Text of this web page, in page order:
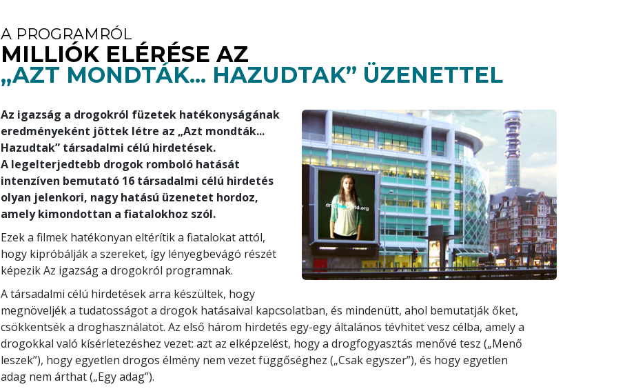
A PROGRAMRÓL
MILLIÓK ELÉRÉSE AZ
„AZT MONDTÁK... HAZUDTAK” ÜZENETTEL
Az igazság a drogokról füzetek hatékonyságának
eredményeként jöttek létre az „Azt mondták...
Hazudtak” társadalmi célú hirdetések.
A legelterjedtebb drogok romboló hatását
intenzíven bemutató 16 társadalmi célú hirdetés
olyan jelenkori, nagy hatású üzenetet hordoz,
amely kimondottan a fiatalokhoz szól.
Ezek a filmek hatékonyan eltérítik a fiatalokat attól,
hogy kipróbálják a szereket, így lényegbevágó részét
képezik Az igazság a drogokról programnak.
A társadalmi célú hirdetések arra készültek, hogy
megnöveljék a tudatosságot a drogok hatásaival kapcsolatban, és mindenütt, ahol bemutatják őket,
csökkentsék a droghasználatot. Az első három hirdetés egy-egy általános tévhitet vesz célba, amely a
drogokkal való kísérletezéshez vezet: azt az elképzelést, hogy a drogfogyasztás menővé tesz („Menő
leszek”), hogy egyetlen drogos élmény nem vezet függőséghez („Csak egyszer”), és hogy egyetlen
adag nem árthat („Egy adag”).